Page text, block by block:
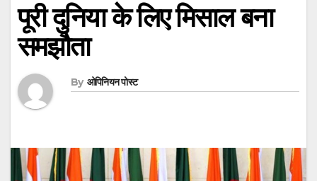
पूरी दुनिया के लिए मिसाल बना
समझौता
By ओपिनियन पोस्ट